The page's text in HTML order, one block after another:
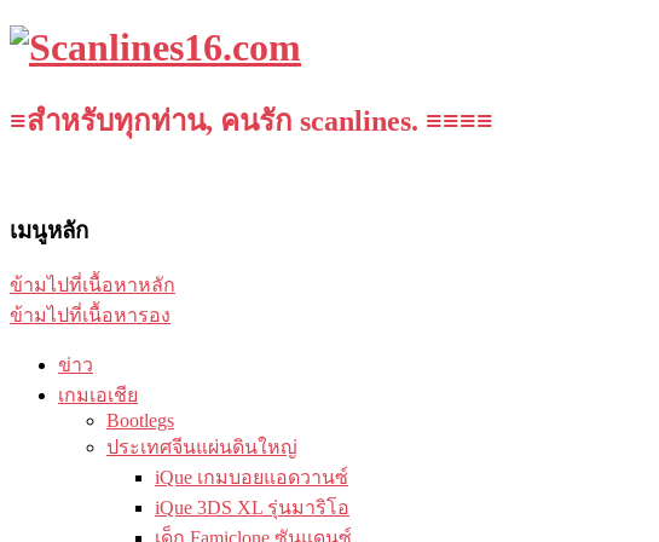
≡สำหรับทุกท่าน, คนรัก scanlines. ≡≡≡≡
เมนูหลัก
ข้ามไปที่เนื้อหาหลัก
ข้ามไปที่เนื้อหารอง
ข่าว
เกมเอเชีย
Bootlegs
ประเทศจีนแผ่นดินใหญ่
iQue เกมบอยแอดวานซ์
iQue 3DS XL รุ่นมาริโอ